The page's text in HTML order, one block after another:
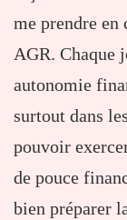
me prendre en
AGR. Chaque
autonomie
surtout dans
pouvoir
de pouce
bien préparer